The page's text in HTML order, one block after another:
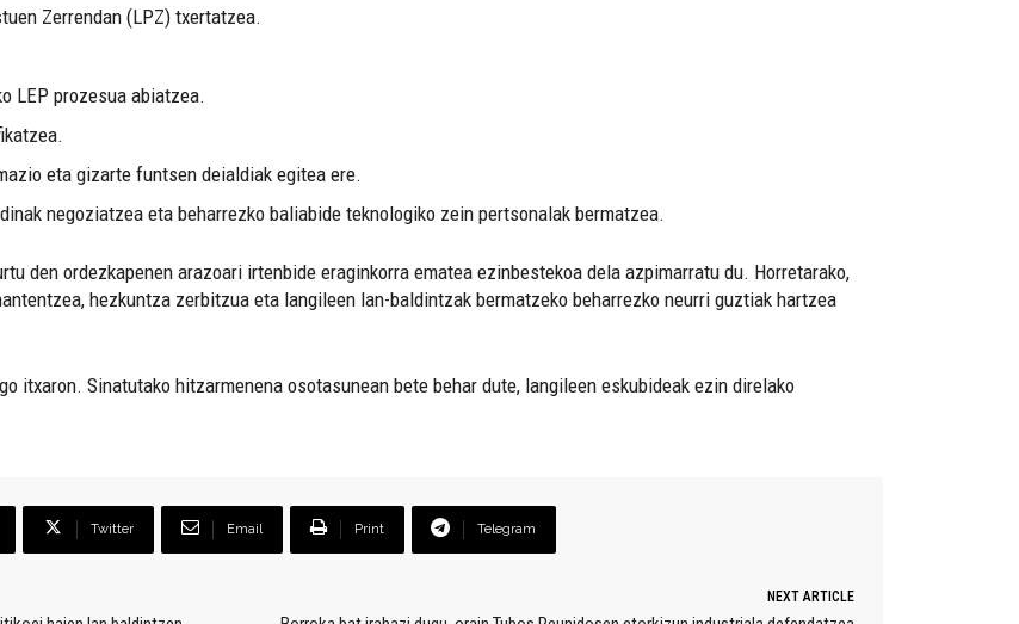
Zerrendan (LPZ) txertatzea.
LEP prozesua abiatzea.
eta gizarte funtsen deialdiak egitea ere.
negoziatzea eta beharrezko baliabide teknologiko zein pertsonalak bermatzea.
den ordezkapenen arazoari irtenbide eraginkorra ematea ezinbestekoa dela azpimarratu du. Horretarako,
hezkuntza zerbitzua eta langileen lan-baldintzak bermatzeko beharrezko neurri guztiak hartzea
itxaron. Sinatutako hitzarmenena osotasunean bete behar dute, langileen eskubideak ezin direlako
Twitter Email Print Telegram
NEXT ARTICLE